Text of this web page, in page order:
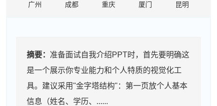
广州
成都 重庆 厦门 昆明
摘要： 准备面试自我介绍PPT时，首先要明确这
是一个展示你专业能力和个人特质的视觉化工
具。建议采用"金字塔结构"：第一页放个人基本
信息（姓名、学历、......